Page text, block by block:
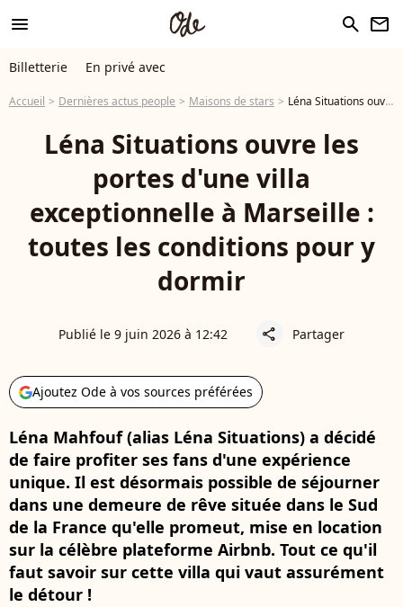
menu search newsletter
Billetterie En privé avec
Accueil Dernières actus people Maisons de stars Léna Situations ouvre les portes d'une villa exceptionnelle à Marseille : toutes les conditions pour y dormir
Léna Situations ouvre les
portes d'une villa
exceptionnelle à Marseille :
toutes les conditions pour y
dormir
Publié le 9 juin 2026 à 12:42 share Partager
Ajoutez Ode à vos sources préférées
Léna Mahfouf (alias Léna Situations) a décidé
de faire profiter ses fans d'une expérience
unique. Il est désormais possible de séjourner
dans une demeure de rêve située dans le Sud
de la France qu'elle promeut, mise en location
sur la célèbre plateforme Airbnb. Tout ce qu'il
faut savoir sur cette villa qui vaut assurément
le détour !